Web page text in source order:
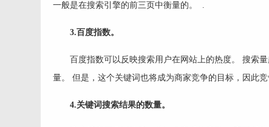
一般是在搜索引擎的前三页中衡量的。 .
3.百度指数。
百度指数可以反映搜索用户在网站上的热度。 搜索
量。 但是，这个关键词也将成为商家竞争的目标，因此竞
4.关键词搜索结果的数量。